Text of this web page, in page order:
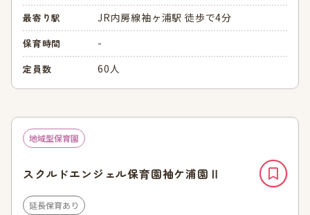
最寄り駅 JR内房線袖ヶ浦駅 徒歩で4分
保育時間 -
定員数 60人
地域型保育園
スクルドエンジェル保育園袖ケ浦園Ⅱ
延長保育あり